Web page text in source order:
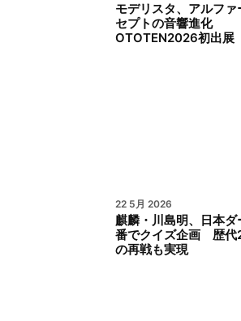
モデリスタ、アルファ
セプトの音響進化
OTOTEN2026初出展
22 5月 2026
麒麟・川島明、日本ダ
番でクイズ企画 歴代
の再戦も実現